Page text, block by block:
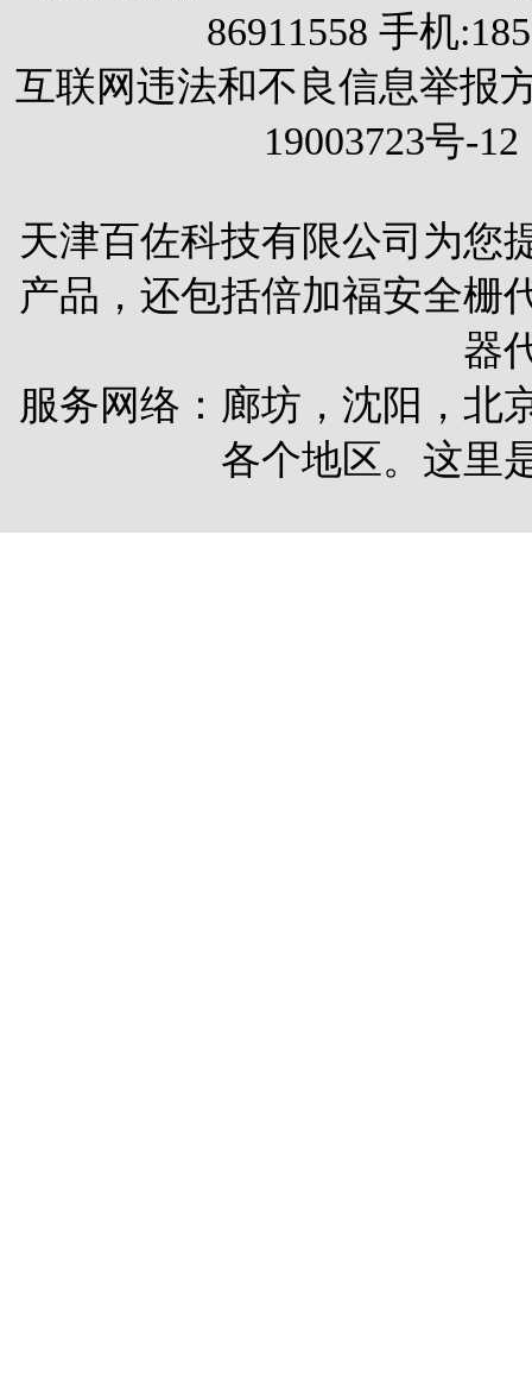
86911558 手机
互联网违法和不良信息举报
19003723号-12
天津百佐科技有限公司为您
产品，还包括倍加福安全栅
器
服务网络：廊坊，沈阳，北
各个地区。这里